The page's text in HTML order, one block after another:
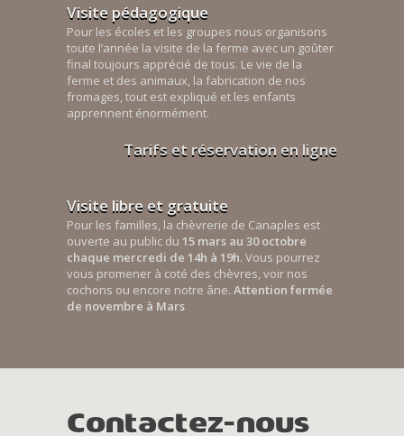
Visite pédagogique
Pour les écoles et les groupes nous organisons
toute l’année la visite de la ferme avec un goûter
final toujours apprécié de tous. Le vie de la
ferme et des animaux, la fabrication de nos
fromages, tout est expliqué et les enfants
apprennent énormément.
Tarifs et réservation en ligne
Visite libre et gratuite
Pour les familles, la chèvrerie de Canaples est
ouverte au public du 15 mars au 30 octobre
chaque mercredi de 14h à 19h. Vous pourrez
vous promener à coté des chèvres, voir nos
cochons ou encore notre âne. Attention fermée
de novembre à Mars
Contactez-nous